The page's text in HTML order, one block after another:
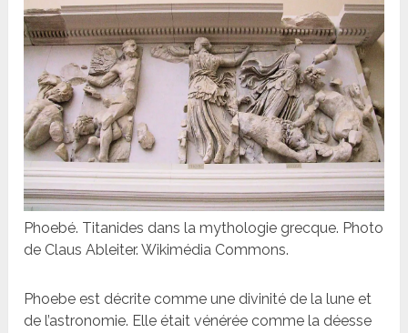
Phoebé. Titanides dans la mythologie grecque. Photo
de Claus Ableiter. Wikimédia Commons.
Phoebe est décrite comme une divinité de la lune et
de l’astronomie. Elle était vénérée comme la déesse